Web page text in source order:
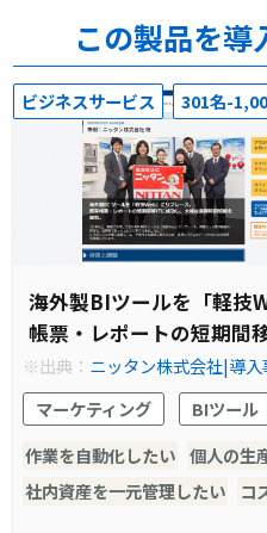
この製品を導
ビジネスサービス 301名-
海外製BIツールを「軽技
帳票・レポートの短期間
時間短縮を実現。
※出典： ニッタン株式会社|導
Web
マーケティング
BIツール
作業を自動化したい 個人の生
社内資産を一元管理したい
コ